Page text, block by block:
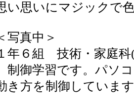
い思いにマジックで
写真中＞
年６組 技術・家庭
制御学習です。パソ
き方を制御していま